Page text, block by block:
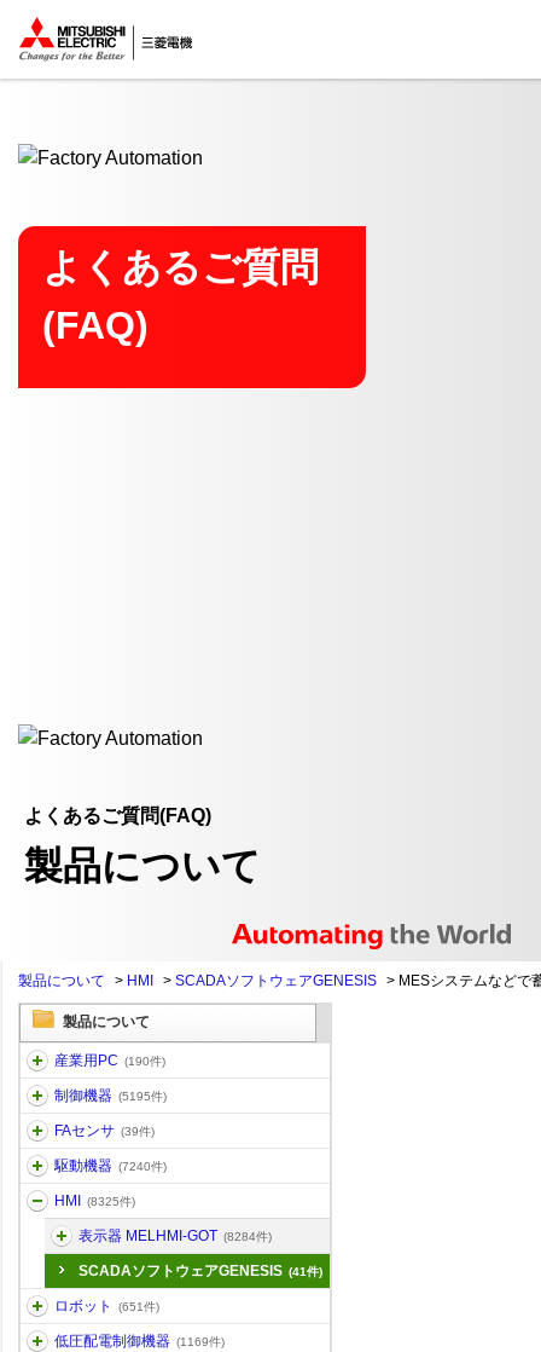
ここから本文
よくあるご質問
(FAQ)
よくあるご質問(FAQ)
製品について
製品について > HMI > SCADAソフトウェアGENESIS > MESシステムなどで
製品について
産業用PC (190件)
制御機器 (5195件)
FAセンサ (39件)
駆動機器 (7240件)
HMI (8325件)
表示器 MELHMI-GOT (8284件)
SCADAソフトウェアGENESIS (41件)
ロボット (651件)
低圧配電制御機器 (1169件)